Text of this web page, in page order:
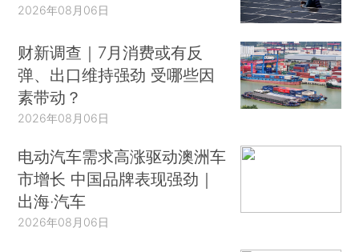
2026年08月06日
财新调查｜7月消费或有反
弹、出口维持强劲 受哪些因
素带动？
2026年08月06日
电动汽车需求高涨驱动澳洲车
市增长 中国品牌表现强劲｜
出海·汽车
2026年08月06日